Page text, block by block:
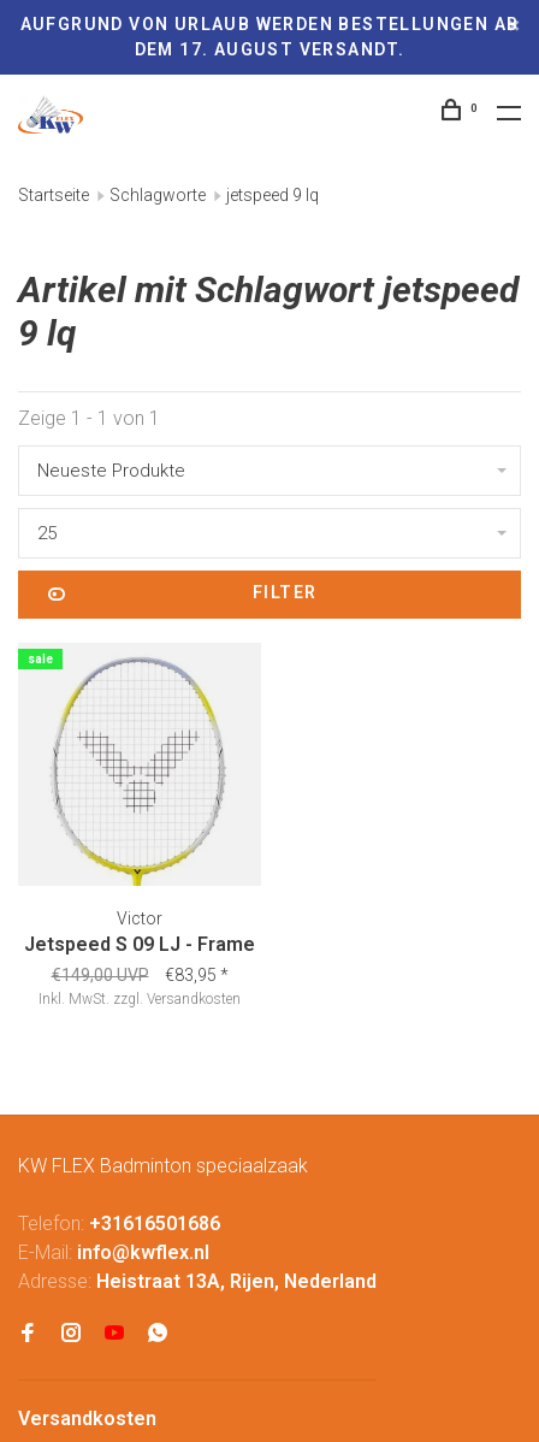
AUFGRUND VON URLAUB WERDEN BESTELLUNGEN AB
DEM 17. AUGUST VERSANDT.
0
Startseite Schlagworte jetspeed 9 lq
Artikel mit Schlagwort jetspeed
9 lq
Zeige 1 - 1 von 1
Neueste Produkte
25
FILTER
sale
Victor
Jetspeed S 09 LJ - Frame
€149,00 UVP €83,95 *
Inkl. MwSt. zzgl. Versandkosten
KW FLEX Badminton speciaalzaak
Telefon: +31616501686
E-Mail: info@kwflex.nl
Adresse: Heistraat 13A, Rijen, Nederland
Versandkosten